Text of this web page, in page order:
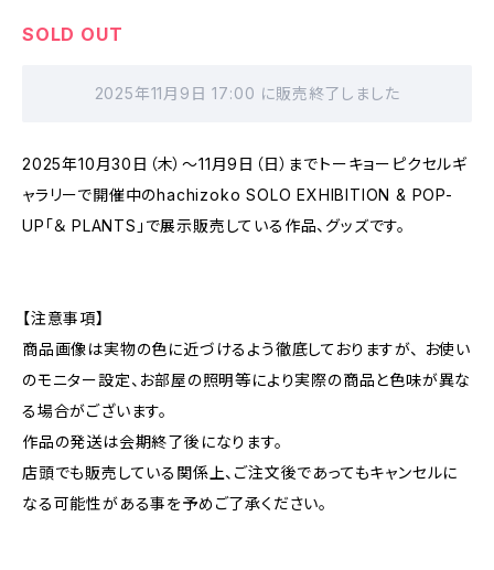
SOLD OUT
2025年11月9日 17:00 に販売終了しました
2025年10月30日（木）～11月9日（日）までトーキョーピクセルギ
ャラリーで開催中のhachizoko SOLO EXHIBITION & POP-
UP「＆ PLANTS」で展示販売している作品、グッズです。
【注意事項】
商品画像は実物の色に近づけるよう徹底しておりますが、 お使い
のモニター設定、お部屋の照明等により実際の商品と色味が異な
る場合がございます。
作品の発送は会期終了後になります。
店頭でも販売している関係上、ご注文後であってもキャンセルに
なる可能性がある事を予めご了承ください。